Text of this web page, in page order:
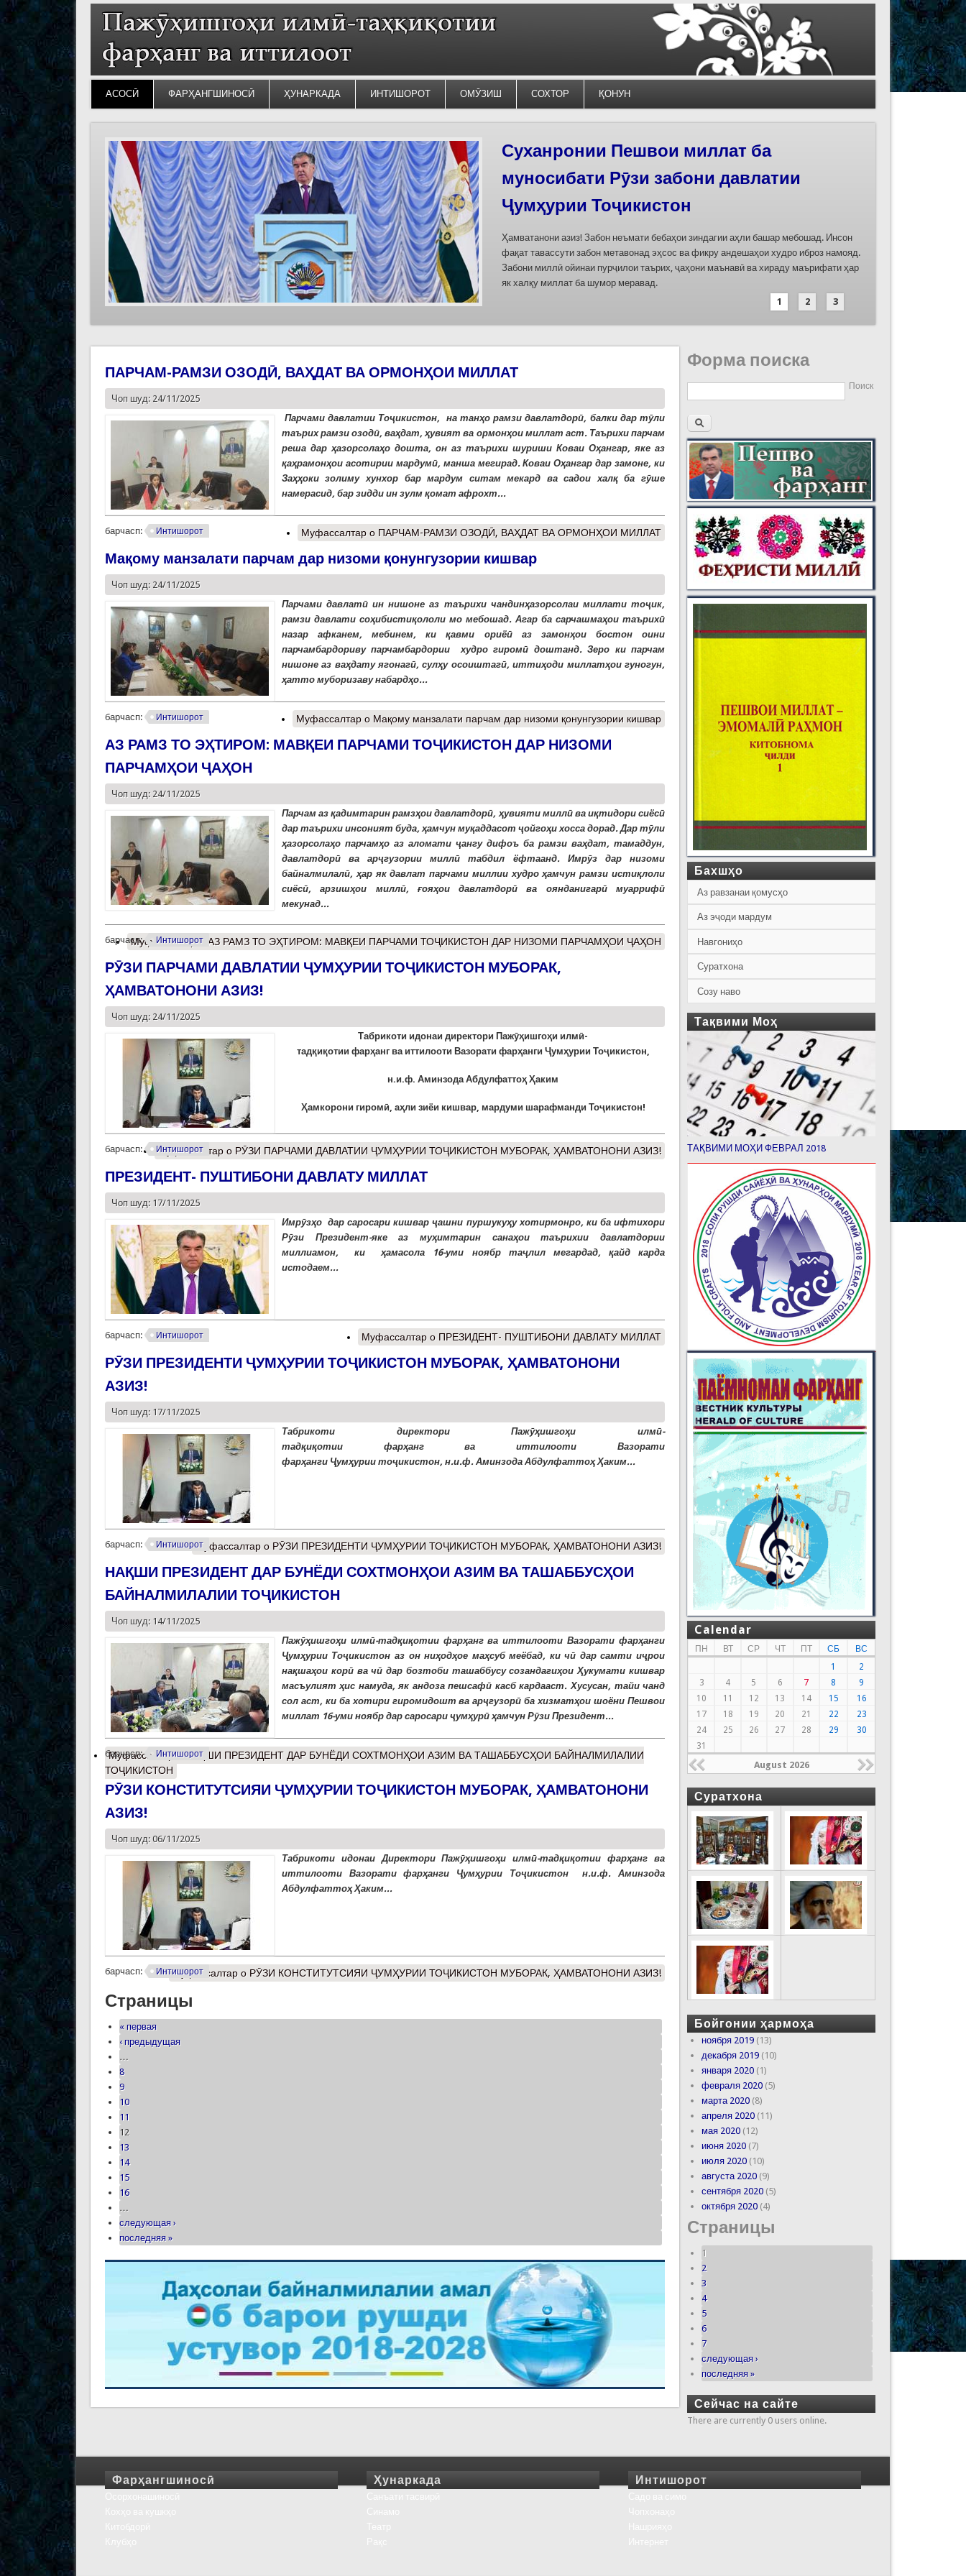
АСОСӢ ФАРҲАНГШИНОСӢ ҲУНАРКАДА ИНТИШОРОТ ОМӮЗИШ СОХТОР ҚОНУН
Силсилаи ёдгориҳои роҳи абрешим
барои сабт дар феҳристи ЮНЕСКО
омода мешаванд
Дар бахшҳои семинар вазъи омодасозии ҳуҷҷатҳои номинатсияҳои муштараки
кишварҳои Осиёи Марказӣ, аз он ҷумла номинатсияи “Роҳи абрешим: гузаргоҳи
минтақавии Фарғона-Сирдарё», ки аз ҷониби ҷумҳуриҳои Қазоқистон, Қирғизистон,
Тоҷикистон ва Ўзбекистон пешниҳод хоҳад шуд
1
2 3
ПАРЧАМ-РАМЗИ ОЗОДӢ, ВАҲДАТ ВА ОРМОНҲОИ МИЛЛАТ
Чоп шуд: 24/11/2025
Парчами давлатии Тоҷикистон, на танҳо рамзи давлатдорӣ, балки дар тӯли
таърих рамзи озодӣ, ваҳдат, ҳувият ва ормонҳои миллат аст. Таърихи парчам
реша дар ҳазорсолаҳо дошта, он аз таърихи шуриши Коваи Оҳангар, яке аз
қаҳрамонҳои асотирии мардумӣ, манша мегирад. Коваи Оҳангар дар замоне, ки
Заҳҳоки золиму хунхор бар мардум ситам мекард ва садои халқ ба гӯше
намерасид, бар зидди ин зулм қомат афрохт...
барчасп: Интишорот Муфассалтар о ПАРЧАМ-РАМЗИ ОЗОДӢ, ВАҲДАТ ВА ОРМОНҲОИ МИЛЛАТ
Мақому манзалати парчам дар низоми қонунгузории кишвар
Чоп шуд: 24/11/2025
Парчами давлатӣ ин нишоне аз таърихи чандинҳазорсолаи миллати тоҷик,
рамзи давлати соҳибистиқололи мо мебошад. Агар ба сарчашмаҳои таърихӣ
назар афканем, мебинем, ки қавми ориёӣ аз замонҳои бостон оини
парчамбардориву парчамбардории худро гиромӣ доштанд. Зеро ки парчам
нишоне аз ваҳдату ягонагӣ, сулҳу осоиштагӣ, иттиҳоди миллатҳои гуногун,
ҳатто муборизаву набардҳо...
барчасп: Интишорот Муфассалтар о Мақому манзалати парчам дар низоми қонунгузории кишвар
АЗ РАМЗ ТО ЭҲТИРОМ: МАВҚЕИ ПАРЧАМИ ТОҶИКИСТОН ДАР НИЗОМИ
ПАРЧАМҲОИ ҶАҲОН
Чоп шуд: 24/11/2025
Парчам аз қадимтарин рамзҳои давлатдорӣ, ҳувияти миллӣ ва иқтидори сиёсӣ
дар таърихи инсоният буда, ҳамчун муқаддасот ҷойгоҳи хосса дорад. Дар тӯли
ҳазорсолаҳо парчамҳо аз аломати ҷангу дифоъ ба рамзи ваҳдат, тамаддун,
давлатдорӣ ва арҷгузории миллӣ табдил ёфтаанд. Имрӯз дар низоми
байналмилалӣ, ҳар як давлат парчами миллии худро ҳамчун рамзи истиқлоли
сиёсӣ, арзишҳои миллӣ, ғояҳои давлатдорӣ ва оянданигарӣ муаррифӣ
мекунад...
барчасп: Интишорот
Муфассалтаро АЗ РАМЗ ТО ЭҲТИРОМ: МАВҚЕИ ПАРЧАМИ ТОҶИКИСТОН ДАР НИЗОМИ ПАРЧАМҲОИ ҶАҲОН
РӮЗИ ПАРЧАМИ ДАВЛАТИИ ҶУМҲУРИИ ТОҶИКИСТОН МУБОРАК,
ҲАМВАТОНОНИ АЗИЗ!
Чоп шуд: 24/11/2025
Табрикоти идонаи директори Пажӯҳишгоҳи илмӣ-
тадқиқотии фарҳанг ва иттилооти Вазорати фарҳанги Ҷумҳурии Тоҷикистон,
н.и.ф. Аминзода Абдулфаттоҳ Ҳаким
Ҳамкорони гиромӣ, аҳли зиёи кишвар, мардуми шарафманди Тоҷикистон!
барчасп: Интишорот
Муфассалтар о РӮЗИ ПАРЧАМИ ДАВЛАТИИ ҶУМҲУРИИ ТОҶИКИСТОН МУБОРАК, ҲАМВАТОНОНИ АЗИЗ!
ПРЕЗИДЕНТ- ПУШТИБОНИ ДАВЛАТУ МИЛЛАТ
Чоп шуд: 17/11/2025
Имрӯзҳо дар саросари кишвар ҷашни пуршукуҳу хотирмонро, ки ба ифтихори
Рӯзи Президент-яке аз муҳимтарин санаҳои таърихии давлатдории
миллиамон, ки ҳамасола 16-уми ноябр таҷлил мегардад, қайд карда
истодаем...
барчасп: Интишорот Муфассалтар о ПРЕЗИДЕНТ- ПУШТИБОНИ ДАВЛАТУ МИЛЛАТ
РӮЗИ ПРЕЗИДЕНТИ ҶУМҲУРИИ ТОҶИКИСТОН МУБОРАК, ҲАМВАТОНОНИ
АЗИЗ!
Чоп шуд: 17/11/2025
Табрикоти директори Пажӯҳишгоҳи илмӣ-
тадқиқотии фарҳанг ва иттилооти Вазорати
фарҳанги Ҷумҳурии тоҷикистон, н.и.ф. Аминзода Абдулфаттоҳ Ҳаким...
барчасп: ИнтишоротМуфассалтар о РӮЗИ ПРЕЗИДЕНТИ ҶУМҲУРИИ ТОҶИКИСТОН МУБОРАК, ҲАМВАТОНОНИ АЗИЗ!
НАҚШИ ПРЕЗИДЕНТ ДАР БУНЁДИ СОХТМОНҲОИ АЗИМ ВА ТАШАББУСҲОИ
БАЙНАЛМИЛАЛИИ ТОҶИКИСТОН
Чоп шуд: 14/11/2025
Пажӯҳишгоҳи илмӣ-тадқиқотии фарҳанг ва иттилооти Вазорати фарҳанги
Ҷумҳурии Тоҷикистон аз он ниҳодҳое маҳсуб меёбад, ки чӣ дар самти иҷрои
нақшаҳои корӣ ва чӣ дар бозтоби ташаббусу созандагиҳои Ҳукумати кишвар
масъулият ҳис намуда, як андоза пешсафӣ касб кардааст. Хусусан, тайи чанд
сол аст, ки ба хотири гиромидошт ва арҷгузорӣ ба хизматҳои шоёни Пешвои
миллат 16-уми ноябр дар саросари ҷумҳурӣ ҳамчун Рӯзи Президент...
барчасп: Интишорот
Муфассалтаро НАҚШИ ПРЕЗИДЕНТ ДАР БУНЁДИ СОХТМОНҲОИ АЗИМ ВА ТАШАББУСҲОИ БАЙНАЛМИЛАЛИИ
ТОҶИКИСТОН
РӮЗИ КОНСТИТУТСИЯИ ҶУМҲУРИИ ТОҶИКИСТОН МУБОРАК, ҲАМВАТОНОНИ
АЗИЗ!
Чоп шуд: 06/11/2025
Табрикоти идонаи Директори Пажӯҳишгоҳи илмӣ-тадқиқотии фарҳанг ва
иттилооти Вазорати фарҳанги Ҷумҳурии Тоҷикистонн.и.ф. Аминзода
Абдулфаттоҳ Ҳаким...
барчасп: Интишорот
Муфассалтар о РӮЗИ КОНСТИТУТСИЯИ ҶУМҲУРИИ ТОҶИКИСТОН МУБОРАК, ҲАМВАТОНОНИ АЗИЗ!
Страницы
« первая
‹ предыдущая
…
8
9
10
11
12
13
14
15
16
…
следующая ›
последняя »
Форма поиска
Поиск
Бахшҳо
Аз равзанаи қомусҳо
Аз эҷоди мардум
Навгониҳо
Суратхона
Созу наво
Тақвими Моҳ
ТАҚВИМИ МОҲИ ФЕВРАЛ 2018
Calendar
ПН ВТ СР ЧТ ПТ СБ
ВС
1
2
3
4 5 6 7 8
9
10
11 12 13 14 15
16
17
18 19 20 21 22
23
24
25 26 27 28 29
30
31
August 2026
Суратхона
Бойгонии ҳармоҳа
ноября 2019(13)
декабря 2019(10)
января 2020(1)
февраля 2020(5)
марта 2020(8)
апреля 2020(11)
мая 2020(12)
июня 2020(7)
июля 2020(10)
августа 2020(9)
сентября 2020(5)
октября 2020(4)
Страницы
1
2
3
4
5
6
7
следующая ›
последняя »
Сейчас на сайте
There are currently 0 users online.
Фарҳангшиносӣ Ҳунаркада Интишорот